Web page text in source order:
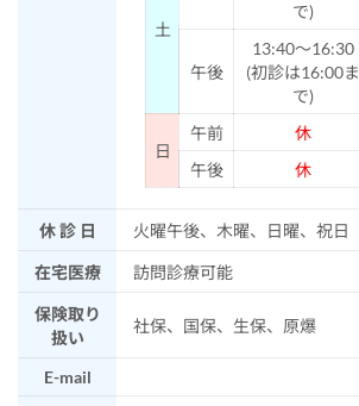
土
で)
午後
13:40～16:30
(初診は16:00ま
で)
日
午前 休
午後
休
休 診 日 火曜午後、木曜、日曜、祝日
在宅医療 訪問診療可能
保険取り
扱い
社保、国保、生保、原爆
E-mail